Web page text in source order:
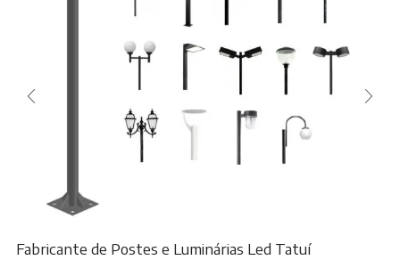
Fabricante de Postes e Luminárias Led Tatuí